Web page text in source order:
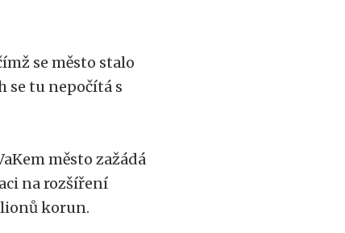
se město stalo
se tu nepočítá s
město zažádá
na rozšíření
korun.